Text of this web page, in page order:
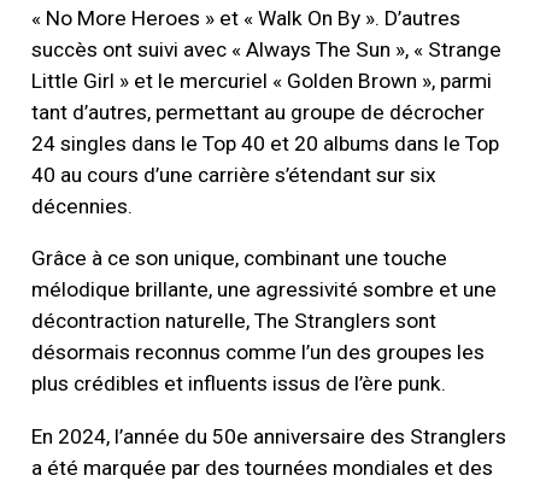
« No More Heroes » et « Walk On By ». D’autres
succès ont suivi avec « Always The Sun », « Strange
Little Girl » et le mercuriel « Golden Brown », parmi
tant d’autres, permettant au groupe de décrocher
24 singles dans le Top 40 et 20 albums dans le Top
40 au cours d’une carrière s’étendant sur six
décennies.
Grâce à ce son unique, combinant une touche
mélodique brillante, une agressivité sombre et une
décontraction naturelle, The Stranglers sont
désormais reconnus comme l’un des groupes les
plus crédibles et influents issus de l’ère punk.
En 2024, l’année du 50e anniversaire des Stranglers
a été marquée par des tournées mondiales et des